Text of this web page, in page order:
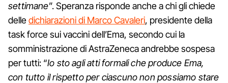
settimane”. Speranza risponde anche a chi gli chiede
delledichiarazioni di Marco Cavaleri, presidente della
task force sui vaccini dell’Ema, secondo cui la
somministrazione di AstraZeneca andrebbe sospesa
per tutti: “Io sto agli atti formali che produce Ema,
con tutto il rispetto per ciascuno non possiamo stare